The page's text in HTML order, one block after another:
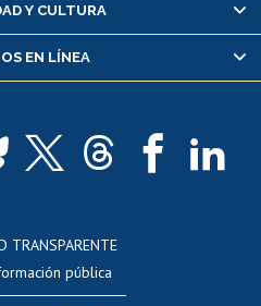
y dental
y crédito alumnos
Y CULTURA
EN LÍNEA
TRANSPARENTE
pública